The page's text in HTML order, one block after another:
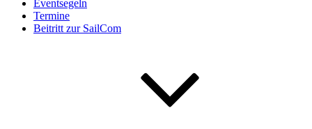
Eventsegeln
Termine
Beitritt zur SailCom